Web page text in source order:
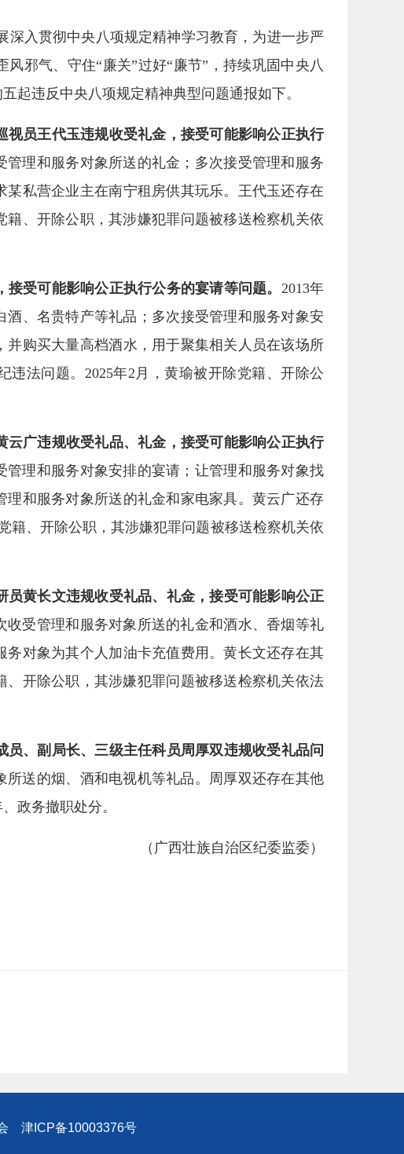
深入贯彻中央八项规定精神学习教育，为进一步严
邪气、守住“廉关”过好“廉节”，持续巩固中央八
起违反中央八项规定精神典型问题通报如下。
员王代玉违规收受礼金，接受可能影响公正执行
管理和服务对象所送的礼金；多次接受管理和服务
私营企业主在南宁租房供其玩乐。王代玉还存在
、开除公职，其涉嫌犯罪问题被移送检察机关依
受可能影响公正执行公务的宴请等问题。 2013年
、名贵特产等礼品；多次接受管理和服务对象安
购买大量高档酒水，用于聚集相关人员在该场所
法问题。2025年2月，黄瑜被开除党籍、开除公
广违规收受礼品、礼金，接受可能影响公正执行
管理和服务对象安排的宴请；让管理和服务对象找
和服务对象所送的礼金和家电家具。黄云广还存
籍、开除公职，其涉嫌犯罪问题被移送检察机关依
黄长文违规收受礼品、礼金，接受可能影响公正
收受管理和服务对象所送的礼金和酒水、香烟等礼
对象为其个人加油卡充值费用。黄长文还存在其
、开除公职，其涉嫌犯罪问题被移送检察机关依法
、副局长、三级主任科员周厚双违规收受礼品问
所送的烟、酒和电视机等礼品。周厚双还存在其他
政务撤职处分。
（广西壮族自治区纪委监委）
津ICP备10003376号